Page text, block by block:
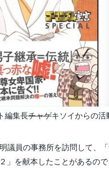
編集長チャゲキソイからの活
員の事務所を訪問して、
」を献本したことがあるの